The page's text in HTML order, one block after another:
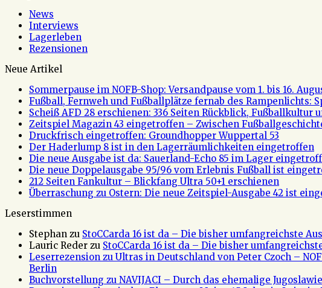
News
Interviews
Lagerleben
Rezensionen
Neue Artikel
Sommerpause im NOFB-Shop: Versandpause vom 1. bis 16.
Fußball, Fernweh und Fußballplätze fernab des Rampenlichts:
Scheiß AFD 28 erschienen: 336 Seiten Rückblick, Fußballkultur
Zeitspiel Magazin 43 eingetroffen – Zwischen
Druckfrisch eingetroffen: Groundhopper Wuppertal 53
Der Haderlump 8 ist in den Lagerräumlichkeiten eingetroffen
Die neue Ausgabe ist da: Sauerland-Echo 85 im Lager
Die neue Doppelausgabe 95/96 vom Erlebnis Fußball ist
212 Seiten Fankultur – Blickfang Ultra 50+1 erschienen
Überraschung zu Ostern: Die neue Zeitspiel-Ausgabe 42 ist
Leserstimmen
Stephan zu StoCCarda 16 ist da – Die bisher umfangreichste
Lauric Reder zu StoCCarda 16 ist da – Die bisher
Leserrezension zu Ultras in Deutschland von Peter Czoch –
Berlin
Buchvorstellung zu NAVIJACI – Durch das ehemalige